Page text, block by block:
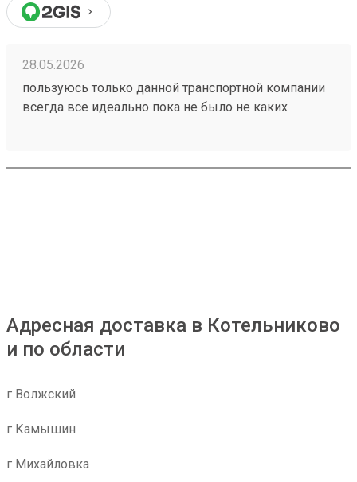
28.05.2026
пользуюсь только данной транспортной компании
всегда все идеально пока не было не каких
Адресная доставка в Котельниково
и по области
г Волжский
г Камышин
г Михайловка